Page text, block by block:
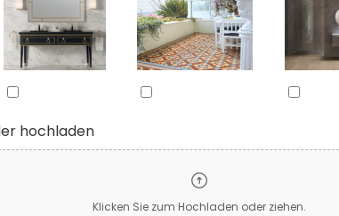
hochladen
Klicken Sie zum Hochladen oder ziehen.